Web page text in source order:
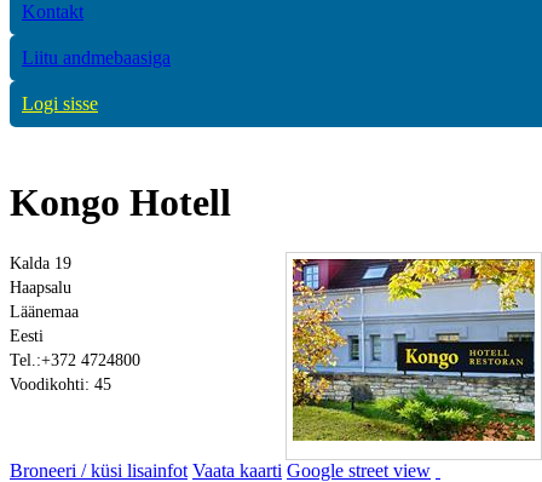
Kontakt
Liitu andmebaasiga
Logi sisse
Kongo Hotell
Kalda 19
Haapsalu
Läänemaa
Eesti
Tel.:+372 4724800
Voodikohti: 45
Broneeri / küsi lisainfot Vaata kaarti Google street view